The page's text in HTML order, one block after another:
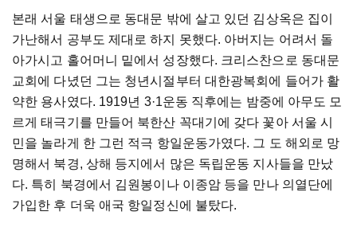
본래 서울 태생으로 동대문 밖에 살고 있던 김상옥은 집이
가난해서 공부도 제대로 하지 못했다. 아버지는 어려서 돌
아가시고 홀어머니 밑에서 성장했다. 크리스찬으로 동대문
교회에 다녔던 그는 청년시절부터 대한광복회에 들어가 활
약한 용사였다. 1919년 3·1운동 직후에는 밤중에 아무도 모
르게 태극기를 만들어 북한산 꼭대기에 갖다 꽃아 서울 시
민을 놀라게 한 그런 적극 항일운동가였다. 그 도 해외로 망
명해서 북경, 상해 등지에서 많은 독립운동 지사들을 만났
다. 특히 북경에서 김원봉이나 이종암 등을 만나 의열단에
가입한 후 더욱 애국 항일정신에 불탔다.